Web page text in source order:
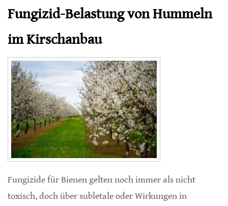
Fungizid-Belastung von Hummeln
im Kirschanbau
Fungizide für Bienen gelten noch immer als nicht
toxisch, doch über subletale oder Wirkungen in